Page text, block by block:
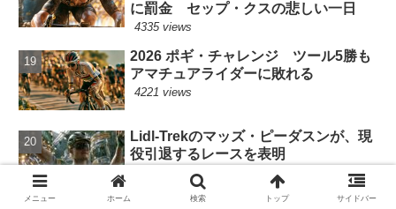
に罰金 セップ・クスの悲しい一日
4335 views
2026 ポギ・チャレンジ ツール5勝も
アマチュアライダーに敗れる
4221 views
Lidl-Trekのマッズ・ピーダスンが、現
役引退するレースを表明
4041 views
メニュー ホーム 検索 トップ サイドバー